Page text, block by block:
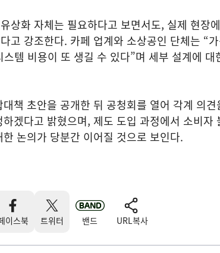
상화 자체는 필요하다고 보면서도, 실제 현장
고 강조한다. 카페 업계와 소상공인 단체는 “
템 비용이 또 생길 수 있다”며 세부 설계에 대
책 초안을 공개한 뒤 공청회를 열어 각계 의견
겠다고 밝혔으며, 제도 도입 과정에서 소비자
논의가 당분간 이어질 것으로 보인다.
이스북 트위터 밴드 URL복사